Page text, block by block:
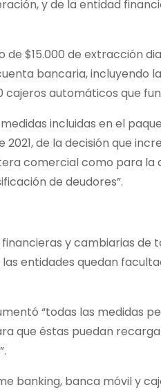
y de la entidad
de $15.000 de extracción
bancaria, incluyendo
cajeros automáticos que
incluidas en el
de la decisión que
comercial como para la
de deudores”.
financieras y cambiarias
entidades quedan
“todas las medidas
que éstas puedan
banking, banca móvil y